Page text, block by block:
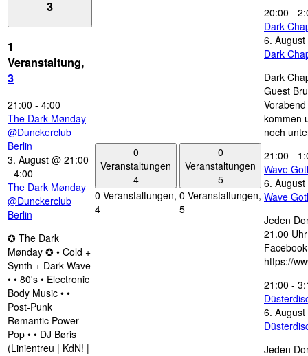
3
1
Veranstaltung,
3
21:00 - 4:00
The Dark Mønday
@Dunckerclub
Berlin
3. August @ 21:00
- 4:00
The Dark Mønday
@Dunckerclub
Berlin
✪ The Dark
Mønday ✪ • Cold +
Synth + Dark Wave
• • 80's • Electronic
Body Music • •
Post-Punk
Rømantic Power
Pop • • DJ Børis
(Linientreu | KdN! |
0
Veranstaltungen
4
0 Veranstaltungen,
4
0
Veranstaltungen
5
0 Veranstaltungen,
5
20:00 -
Dark
6.
Dark
Dark
Guest
kommen
noch
21:00 -
Wave
6.
Wave
Jeden
21.00
https://
21:00 -
6.
Jeden